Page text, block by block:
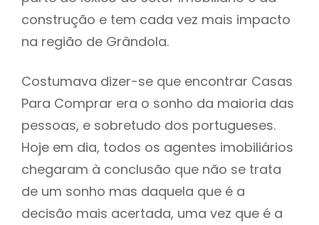
construção e tem cada vez mais impacto
na região de Grândola.
Costumava dizer-se que encontrar Casas
Para Comprar era o sonho da maioria das
pessoas, e sobretudo dos portugueses.
Hoje em dia, todos os agentes imobiliários
chegaram à conclusão que não se trata
de um sonho mas daquela que é a
decisão mais acertada, uma vez que é a